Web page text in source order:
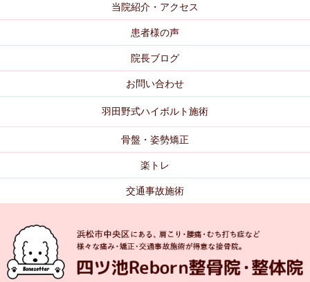
当院紹介・アクセス
患者様の声
院長ブログ
お問い合わせ
羽田野式ハイボルト施術
骨盤・姿勢矯正
楽トレ
交通事故施術